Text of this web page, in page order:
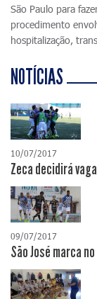
São Paulo para
procedimento
hospitalização,
NOTÍCIAS
10/07/2017
Zeca decidirá
09/07/2017
São José marca